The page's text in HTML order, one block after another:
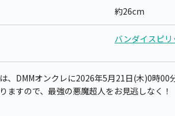
約26cm
バンダイスピリ
、DMMオンクレに2026年5月21日(木)0時00
ますので、最強の悪魔超人をお見逃しなく！